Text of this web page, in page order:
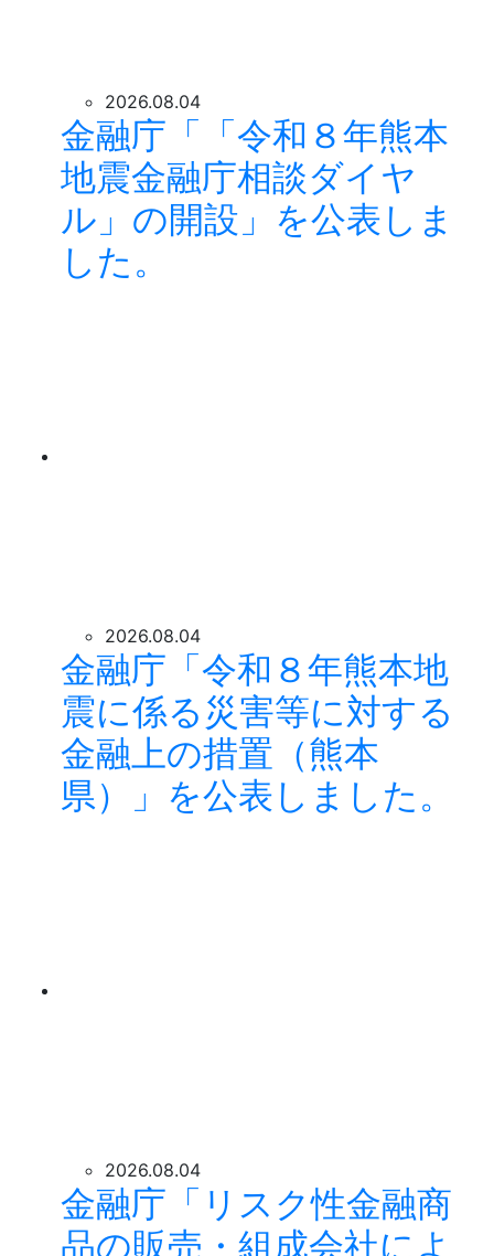
2026.08.04
金融庁「「令和８年熊本
地震金融庁相談ダイヤ
ル」の開設」を公表しま
した。
2026.08.04
金融庁「令和８年熊本地
震に係る災害等に対する
金融上の措置（熊本
県）」を公表しました。
2026.08.04
金融庁「リスク性金融商
品の販売・組成会社によ